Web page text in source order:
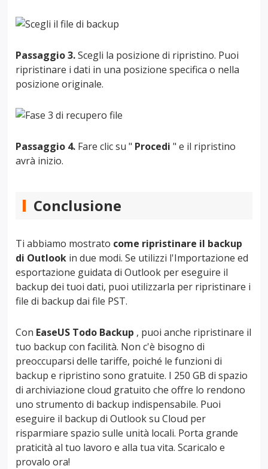
Passaggio 3.Scegli la posizione di ripristino. Puoi
ripristinare i dati in una posizione specifica o nella
posizione originale.
Passaggio 4. Fare clic su " Procedi " e il ripristino
avrà inizio.
Conclusione
Ti abbiamo mostrato come ripristinare il backup
di Outlook in due modi. Se utilizzi l'Importazione ed
esportazione guidata di Outlook per eseguire il
backup dei tuoi dati, puoi utilizzarla per ripristinare i
file di backup dai file PST.
Con EaseUS Todo Backup , puoi anche ripristinare il
tuo backup con facilità. Non c'è bisogno di
preoccuparsi delle tariffe, poiché le funzioni di
backup e ripristino sono gratuite. I 250 GB di spazio
di archiviazione cloud gratuito che offre lo rendono
uno strumento di backup indispensabile. Puoi
eseguire il backup di Outlook su Cloud per
risparmiare spazio sulle unità locali. Porta grande
praticità al tuo lavoro e alla tua vita. Scaricalo e
provalo ora!